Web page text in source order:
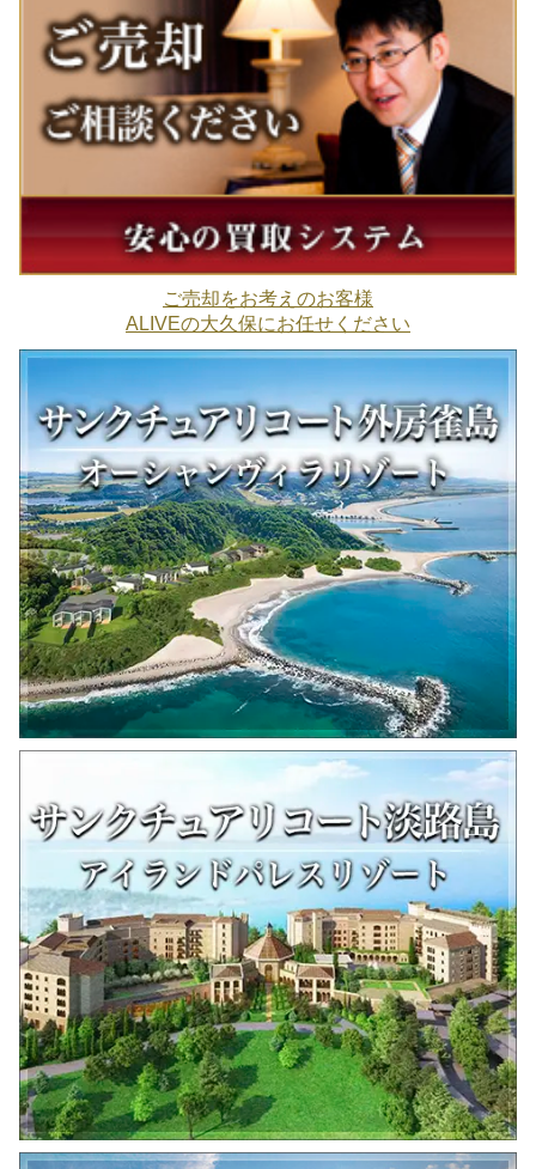
ご売却をお考えのお客様
ALIVEの大久保にお任せください